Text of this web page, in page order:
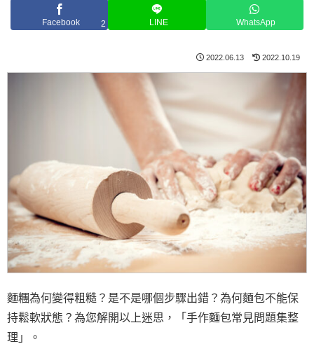
Facebook 2 LINE WhatsApp
2022.06.13 2022.10.19
麵糰為何變得粗糙？是不是哪個步驟出錯？為何麵包不能保
持鬆軟狀態？為您解開以上迷思，「手作麵包常見問題集整
理」。